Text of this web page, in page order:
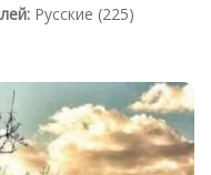
Русские (225)